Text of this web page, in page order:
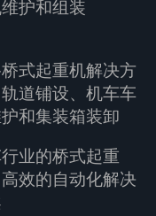
护和组装
式起重机解决方
道铺设、机车车
和集装箱装卸
业的桥式起重
效的自动化解决